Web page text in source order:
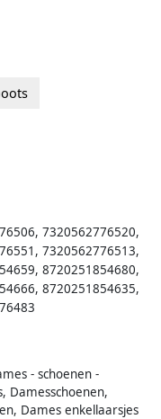
, 7320562776520,
, 7320562776513,
, 8720251854680,
, 8720251854635,
- schoenen -
Damesschoenen,
Dames enkellaarsjes